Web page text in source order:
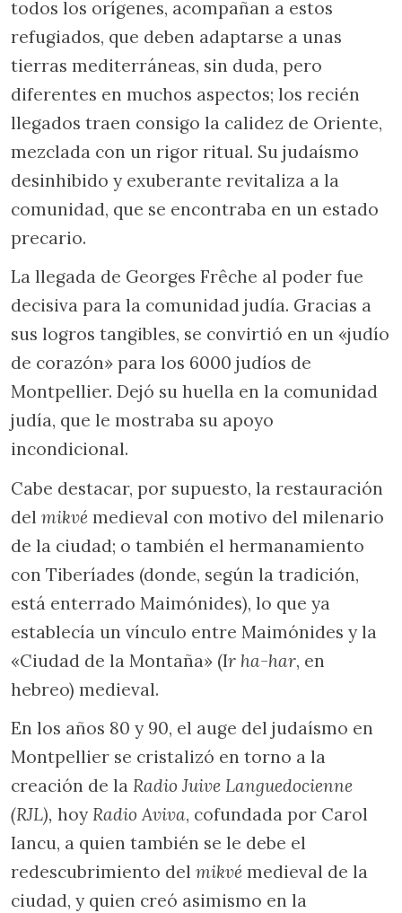
todos los orígenes, acompañan a estos
refugiados, que deben adaptarse a unas
tierras mediterráneas, sin duda, pero
diferentes en muchos aspectos; los recién
llegados traen consigo la calidez de Oriente,
mezclada con un rigor ritual. Su judaísmo
desinhibido y exuberante revitaliza a la
comunidad, que se encontraba en un estado
precario.
La llegada de Georges Frêche al poder fue
decisiva para la comunidad judía. Gracias a
sus logros tangibles, se convirtió en un «judío
de corazón» para los 6000 judíos de
Montpellier. Dejó su huella en la comunidad
judía, que le mostraba su apoyo
incondicional.
Cabe destacar, por supuesto, la restauración
del mikvé medieval con motivo del milenario
de la ciudad; o también el hermanamiento
con Tiberíades (donde, según la tradición,
está enterrado Maimónides), lo que ya
establecía un vínculo entre Maimónides y la
«Ciudad de la Montaña» (Ir ha-har, en
hebreo) medieval.
En los años 80 y 90, el auge del judaísmo en
Montpellier se cristalizó en torno a la
creación de la Radio Juive Languedocienne
(RJL), hoy Radio Aviva, cofundada por Carol
Iancu, a quien también se le debe el
redescubrimiento del mikvé medieval de la
ciudad, y quien creó asimismo en la